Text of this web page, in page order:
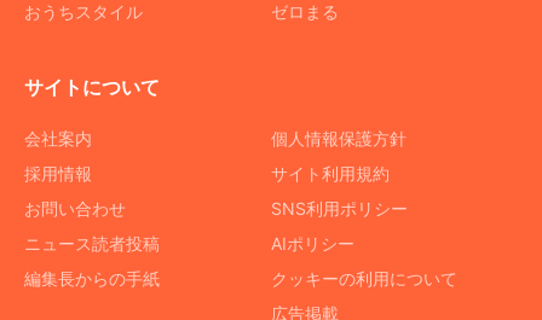
おうちスタイル
ゼロまる
サイトについて
会社案内
採用情報
お問い合わせ
ニュース読者投稿
編集長からの手紙
個人情報保護方針
サイト利用規約
SNS利用ポリシー
AIポリシー
クッキーの利用について
広告掲載